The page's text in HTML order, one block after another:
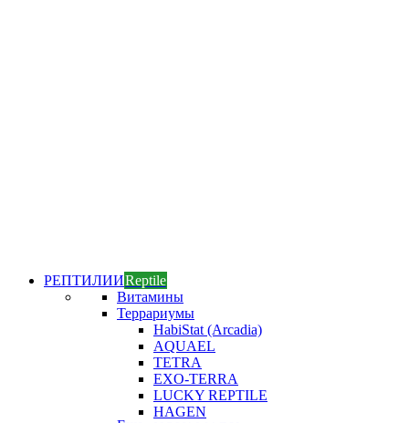
РЕПТИЛИИReptile
Витамины
Террариумы
HabiStat (Arcadia)
AQUAEL
TETRA
EXO-TERRA
LUCKY REPTILE
HAGEN